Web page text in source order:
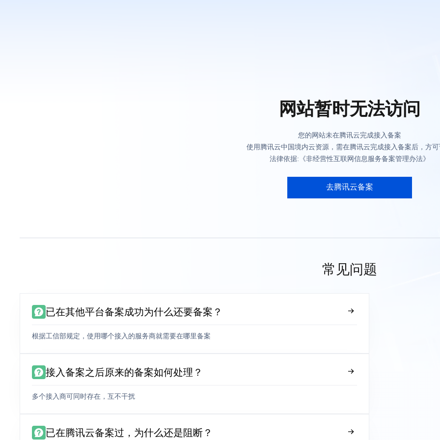
网站暂时无法访问
您的网站未在腾讯云完成接入备案
使用腾讯云中国境内云资源，需在腾讯云完成接入备案后，方
法律依据:《非经营性互联网信息服务备案管理办法》
去腾讯云备案
常见问题
已在其他平台备案成功为什么还要备案？
根据工信部规定，使用哪个接入的服务商就需要在哪里备案
接入备案之后原来的备案如何处理？
多个接入商可同时存在，互不干扰
已在腾讯云备案过，为什么还是阻断？